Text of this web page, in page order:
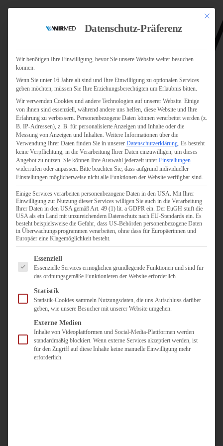
Jobs
Für Unternehmen
Personaldienstleister
Pflege
Pflegepersonal
Pflegepersonal
Bonn
Pflegepersonal
Duisburg
Pflegepersonal
Pflegepersonal
Personaldienstleister
Pädagogik
Über uns
Kontakt
Mit
Datenschutz-Präferenz
Wir benötigen Ihre Einwilligung, bevor Sie unsere Website weiter besuchen
können.
Wenn Sie unter 16 Jahre alt sind und Ihre Einwilligung zu optionalen Services
geben möchten, müssen Sie Ihre Erziehungsberechtigten um Erlaubnis bitten.
Wir verwenden Cookies und andere Technologien auf unserer Website. Einige
von ihnen sind essenziell, während andere uns helfen, diese Website und Ihre
Erfahrung zu verbessern. Personenbezogene Daten können verarbeitet werden (z.
B. IP-Adressen), z. B. für personalisierte Anzeigen und Inhalte oder die
Messung von Anzeigen und Inhalten. Weitere Informationen über die
Verwendung Ihrer Daten finden Sie in unserer Datenschutzerklärung. Es besteht
keine Verpflichtung, in die Verarbeitung Ihrer Daten einzuwilligen, um dieses
Angebot zu nutzen. Sie können Ihre Auswahl jederzeit unter Einstellungen
widerrufen oder anpassen. Bitte beachten Sie, dass aufgrund individueller
Einstellungen möglicherweise nicht alle Funktionen der Website verfügbar sind.
Einige Services verarbeiten personenbezogene Daten in den USA. Mit Ihrer
Einwilligung zur Nutzung dieser Services willigen Sie auch in die Verarbeitung
Ihrer Daten in den USA gemäß Art. 49 (1) lit. a GDPR ein. Der EuGH stuft die
USA als ein Land mit unzureichendem Datenschutz nach EU-Standards ein. Es
besteht beispielsweise die Gefahr, dass US-Behörden personenbezogene Daten
in Überwachungsprogrammen verarbeiten, ohne dass für Europäerinnen und
Europäer eine Klagemöglichkeit besteht.
Es folgt eine Liste der Service-Gruppen, für die eine
Essenziell
Essenzielle Services ermöglichen grundlegende Funktionen und sind für
das ordnungsgemäße Funktionieren der Website erforderlich.
Statistik
Statistik-Cookies sammeln Nutzungsdaten, die uns Aufschluss darüber
geben, wie unsere Besucher mit unserer Website umgehen.
Externe Medien
Inhalte von Videoplattformen und Social-Media-Plattformen werden
standardmäßig blockiert. Wenn externe Services akzeptiert werden, ist
für den Zugriff auf diese Inhalte keine manuelle Einwilligung mehr
erforderlich.